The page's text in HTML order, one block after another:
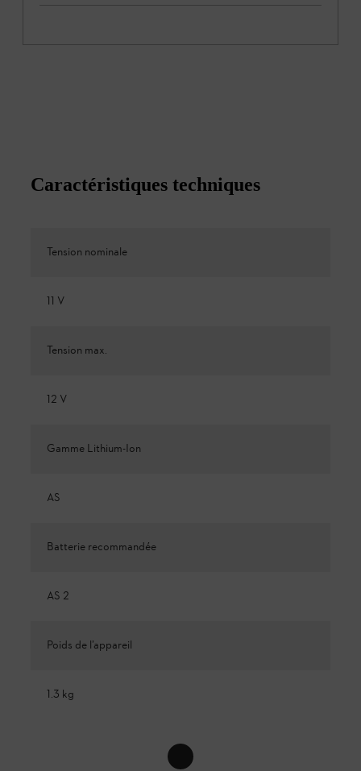
Caractéristiques techniques
Tension nominale
11 V
Tension max.
12 V
Gamme Lithium-Ion
AS
Batterie recommandée
AS 2
Poids de l’appareil
1.3 kg